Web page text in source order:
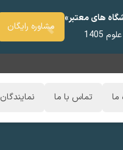
های معتبر»
1405
مشاوره رایگان
ما تماس با ما نمایندگان